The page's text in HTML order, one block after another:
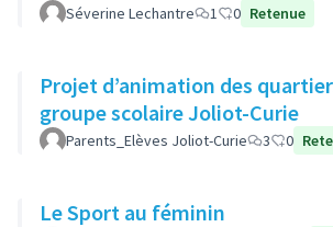
Séverine Lechantre 1 0 Retenue
Projet d’animation des
groupe scolaire Joliot-Curie
Parents_Elèves Joliot-Curie 3 0
Le Sport au féminin